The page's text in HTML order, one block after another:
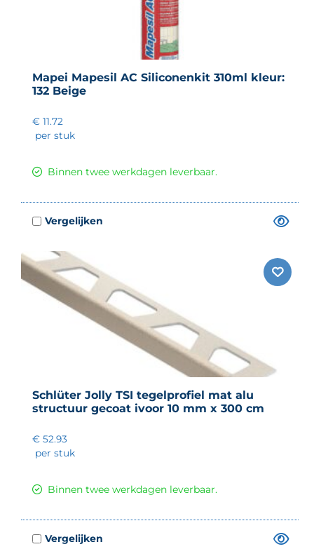
Mapei Mapesil AC Siliconenkit 310ml kleur:
132 Beige
€ 11.72
per stuk
Binnen twee werkdagen leverbaar.
Schlüter Jolly TSI tegelprofiel mat alu
structuur gecoat ivoor 10 mm x 300 cm
€ 52.93
per stuk
Binnen twee werkdagen leverbaar.